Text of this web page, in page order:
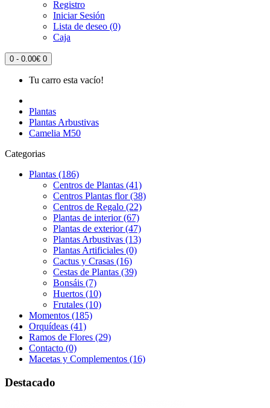
Registro
Iniciar Sesión
Lista de deseo (0)
Caja
0 - 0.00€ 0
Tu carro esta vacío!
Plantas
Plantas Arbustivas
Camelia M50
Categorias
Plantas (186)
Centros de Plantas (41)
Centros Plantas flor (38)
Centros de Regalo (22)
Plantas de interior (67)
Plantas de exterior (47)
Plantas Arbustivas (13)
Plantas Artificiales (0)
Cactus y Crasas (16)
Cestas de Plantas (39)
Bonsáis (7)
Huertos (10)
Frutales (10)
Momentos (185)
Orquídeas (41)
Ramos de Flores (29)
Contacto (0)
Macetas y Complementos (16)
Destacado